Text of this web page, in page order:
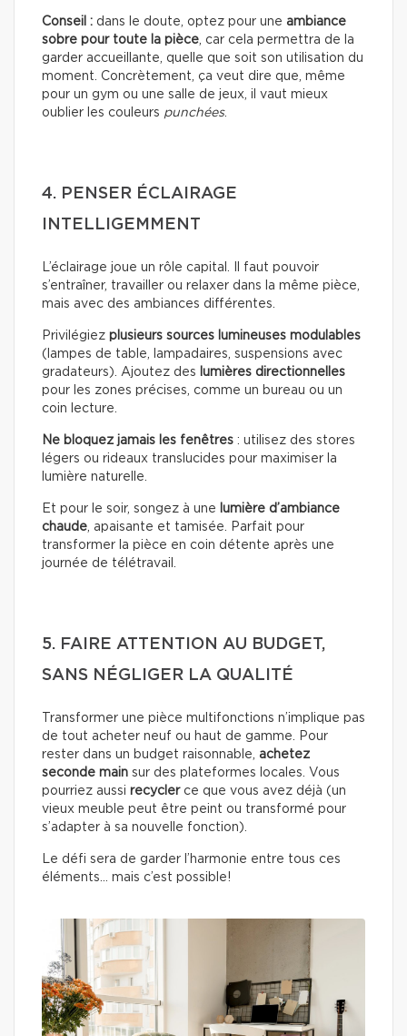
Conseil : dans le doute, optez pour une ambiance
sobre pour toute la pièce, car cela permettra de la
garder accueillante, quelle que soit son utilisation du
moment. Concrètement, ça veut dire que, même
pour un gym ou une salle de jeux, il vaut mieux
oublier les couleurs punchées.
4. PENSER ÉCLAIRAGE
INTELLIGEMMENT
L’éclairage joue un rôle capital. Il faut pouvoir
s’entraîner, travailler ou relaxer dans la même pièce,
mais avec des ambiances différentes.
Privilégiez plusieurs sources lumineuses modulables
(lampes de table, lampadaires, suspensions avec
gradateurs). Ajoutez des lumières directionnelles
pour les zones précises, comme un bureau ou un
coin lecture.
Ne bloquez jamais les fenêtres : utilisez des stores
légers ou rideaux translucides pour maximiser la
lumière naturelle.
Et pour le soir, songez à une lumière d’ambiance
chaude, apaisante et tamisée. Parfait pour
transformer la pièce en coin détente après une
journée de télétravail.
5. FAIRE ATTENTION AU BUDGET,
SANS NÉGLIGER LA QUALITÉ
Transformer une pièce multifonctions n’implique pas
de tout acheter neuf ou haut de gamme. Pour
rester dans un budget raisonnable, achetez
seconde main sur des plateformes locales. Vous
pourriez aussi recyclerce que vous avez déjà (un
vieux meuble peut être peint ou transformé pour
s’adapter à sa nouvelle fonction).
Le défi sera de garder l’harmonie entre tous ces
éléments… mais c’est possible!